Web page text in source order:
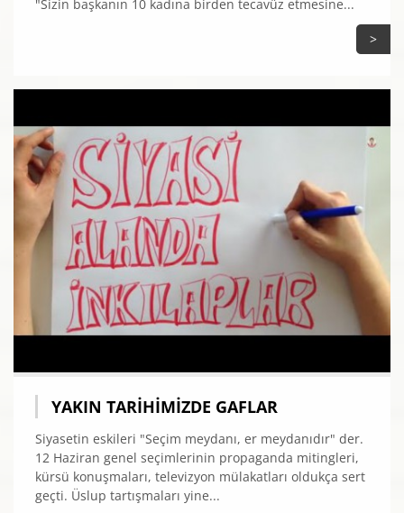
"Sizin başkanın 10 kadına birden tecavüz etmesine...
>
YAKIN TARIHIMIZDE GAFLAR
Siyasetin eskileri "Seçim meydanı, er meydanıdır" der.
12 Haziran genel seçimlerinin propaganda mitingleri,
kürsü konuşmaları, televizyon mülakatları oldukça sert
geçti. Üslup tartışmaları yine...